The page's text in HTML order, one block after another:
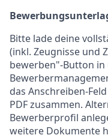
Bitte lade deine
(inkl. Zeugnisse und
bewerben"-Button in
das Anschreiben-
PDF zusammen.
Bewerberprofil
weitere Dokumente